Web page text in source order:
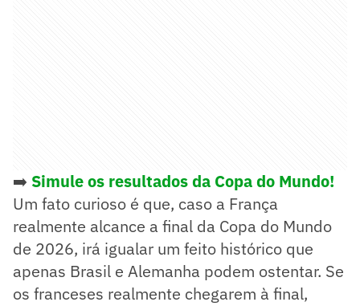
➡️ Simule os resultados da Copa do Mundo!
Um fato curioso é que, caso a França
realmente alcance a final da Copa do Mundo
de 2026, irá igualar um feito histórico que
apenas Brasil e Alemanha podem ostentar. Se
os franceses realmente chegarem à final,